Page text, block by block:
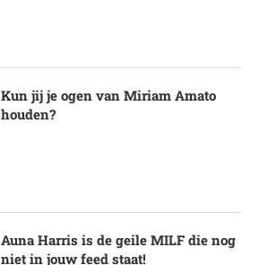
Kun jij je ogen van Miriam Amato
houden?
Auna Harris is de geile MILF die nog
niet in jouw feed staat!